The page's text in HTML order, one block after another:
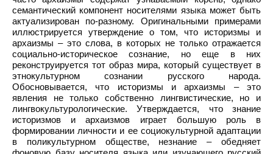
семантический компонент носителями языка может быть
актуализирован по-разному. Оригинальными примерами
иллюстрируется утверждение о том, что историзмы и
архаизмы – это слова, в которых не только отражается
социально-историческое сознание, но еще в них
реконструируется тот образ мира, который существует в
этнокультурном сознании русского народа.
Обосновывается, что историзмы и архаизмы – это
явления не только собственно лингвистические, но и
лингвокультурологические. Утверждается, что знание
историзмов и архаизмов играет большую роль в
формировании личности и ее социокультурной адаптации
в поликультурном обществе, незнание – обедняет